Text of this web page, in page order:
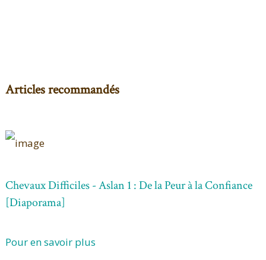
Articles recommandés
Chevaux Difficiles - Aslan 1 : De la Peur à la Confiance
[Diaporama]
Pour en savoir plus